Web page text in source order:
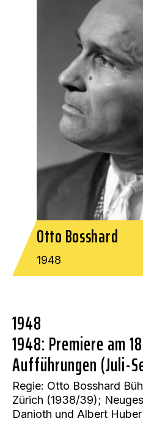
Otto Bosshard
1948
1948
1948: Premiere am
Aufführungen (Juli-
Regie: Otto Bosshard
Zürich (1938/39);
Danioth und Albert